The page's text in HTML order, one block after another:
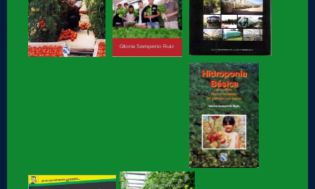
Hidroponia, curso básico en linea
Hidroponia fácil, para jovenes y no tan jóvenes, libro de
Hidroponia, centro tecnologico en hidroponia, Hidroponia a
Hidroponia Comercial, libro de Gloria Samperio